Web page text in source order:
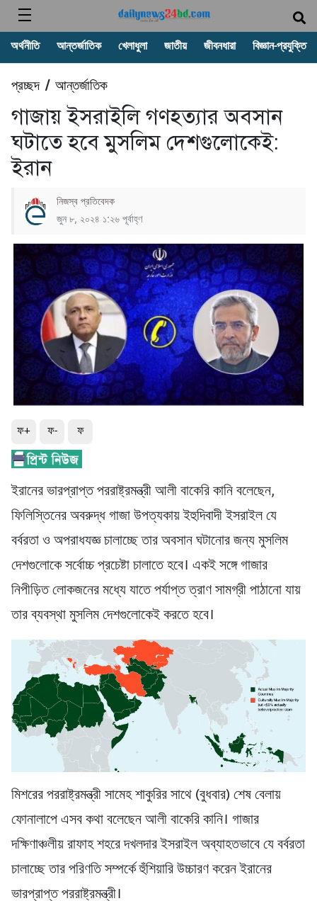
অর্থনীতি আন্তর্জাতিক খেলাধুলা জাতীয় জীবনধারা বিজ্ঞান-প্রযুক্তি
প্রচ্ছদ/ আন্তর্জাতিক
গাজায় ইসরাইলি গণহত্যার অবসান
ঘটাতে হবে মুসলিম দেশগুলোকেই:
ইরান
নিজস্ব প্রতিবেদক
জুন ৮, ২০২৪ ১:২৬ পূর্বাহ্ণ
ফ+ ফ- ফ
ইরানের ভারপ্রাপ্ত পররাষ্ট্রমন্ত্রী আলী বাকেরি কানি বলেছেন,
ফিলিস্তিনের অবরুদ্ধ গাজা উপত্যকায় ইহুদিবাদী ইসরাইল যে
বর্বরতা ও অপরাধযজ্ঞ চালাচ্ছে তার অবসান ঘটানোর জন্য মুসলিম
দেশগুলোকে সর্বোচ্চ প্রচেষ্টা চালাতে হবে। একই সঙ্গে গাজার
নিপীড়িত লোকজনের মধ্যে যাতে পর্যাপ্ত ত্রাণ সামগ্রী পাঠানো যায়
তার ব্যবস্থা মুসলিম দেশগুলোকেই করতে হবে।
মিশরের পররাষ্ট্রমন্ত্রী সামেহ শাকুরির সাথে (বুধবার) শেষ বেলায়
ফোনালাপে এসব কথা বলেছেন আলী বাকেরি কানি। গাজার
দক্ষিণাঞ্চলীয় রাফাহ শহরে দখলদার ইসরাইল অব্যাহতভাবে যে বর্বরতা
চালাচ্ছে তার পরিণতি সম্পর্কে হুঁশিয়ারি উচ্চারণ করেন ইরানের
ভারপ্রাপ্ত পররাষ্ট্রমন্ত্রী।